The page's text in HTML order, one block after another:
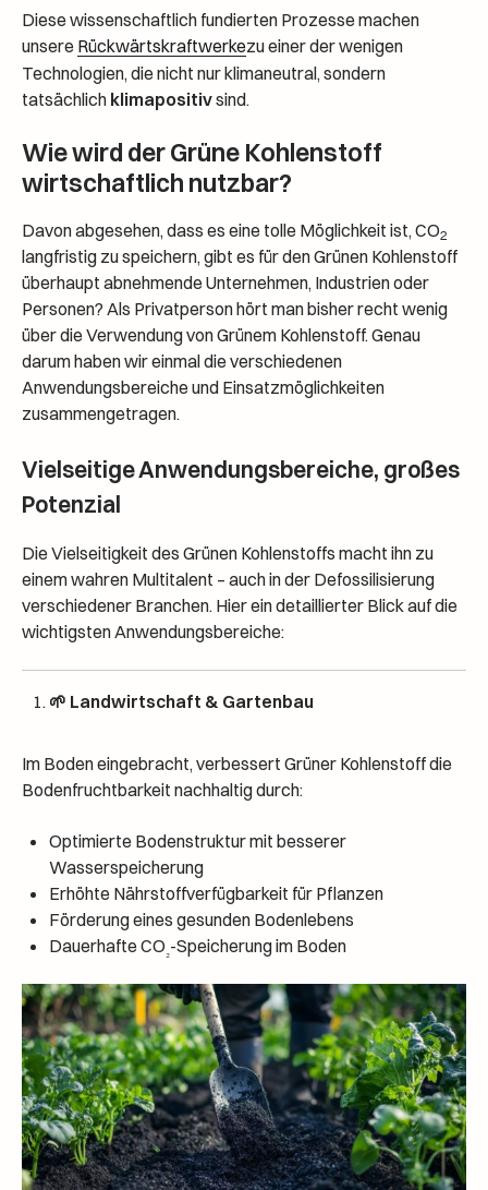
Diese wissenschaftlich fundierten Prozesse machen
unsere Rückwärtskraftwerkezu einer der wenigen
Technologien, die nicht nur klimaneutral, sondern
tatsächlich klimapositivsind.
Wie wird der Grüne Kohlenstoff
wirtschaftlich nutzbar?
Davon abgesehen, dass es eine tolle Möglichkeit ist, CO2
langfristig zu speichern, gibt es für den Grünen Kohlenstoff
überhaupt abnehmende Unternehmen, Industrien oder
Personen? Als Privatperson hört man bisher recht wenig
über die Verwendung von Grünem Kohlenstoff. Genau
darum haben wir einmal die verschiedenen
Anwendungsbereiche und Einsatzmöglichkeiten
zusammengetragen.
Vielseitige Anwendungsbereiche, großes
Potenzial
Die Vielseitigkeit des Grünen Kohlenstoffs macht ihn zu
einem wahren Multitalent – auch in der Defossilisierung
verschiedener Branchen. Hier ein detaillierter Blick auf die
wichtigsten Anwendungsbereiche:
🌱 Landwirtschaft & Gartenbau
Im Boden eingebracht, verbessert Grüner Kohlenstoff die
Bodenfruchtbarkeit nachhaltig durch:
Optimierte Bodenstruktur mit besserer
Wasserspeicherung
Erhöhte Nährstoffverfügbarkeit für Pflanzen
Förderung eines gesunden Bodenlebens
Dauerhafte CO₂-Speicherung im Boden